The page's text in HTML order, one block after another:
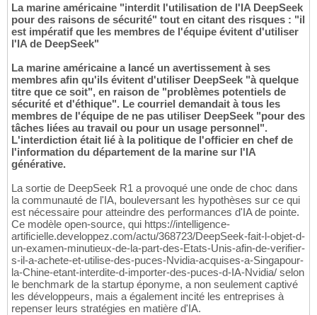
La marine américaine "interdit l'utilisation de l'IA DeepSeek
pour des raisons de sécurité" tout en citant des risques : "il
est impératif que les membres de l'équipe évitent d'utiliser
l'IA de DeepSeek"
La marine américaine a lancé un avertissement à ses
membres afin qu'ils évitent d'utiliser DeepSeek "à quelque
titre que ce soit", en raison de "problèmes potentiels de
sécurité et d'éthique". Le courriel demandait à tous les
membres de l'équipe de ne pas utiliser DeepSeek "pour des
tâches liées au travail ou pour un usage personnel".
L'interdiction était lié à la politique de l'officier en chef de
l'information du département de la marine sur l'IA
générative.
La sortie de DeepSeek R1 a provoqué une onde de choc dans
la communauté de l'IA, bouleversant les hypothèses sur ce qui
est nécessaire pour atteindre des performances d'IA de pointe.
Ce modèle open-source, qui https://intelligence-
artificielle.developpez.com/actu/368723/DeepSeek-fait-l-objet-d-
un-examen-minutieux-de-la-part-des-Etats-Unis-afin-de-verifier-
s-il-a-achete-et-utilise-des-puces-Nvidia-acquises-a-Singapour-
la-Chine-etant-interdite-d-importer-des-puces-d-IA-Nvidia/ selon
le benchmark de la startup éponyme, a non seulement captivé
les développeurs, mais a également incité les entreprises à
repenser leurs stratégies en matière d'IA.